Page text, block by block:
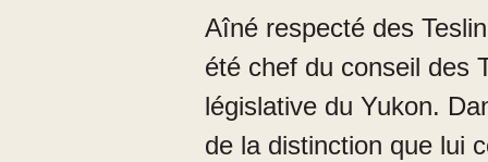
Aîné respecté des
été chef du conseil des
législative du Yukon.
de la distinction que lui